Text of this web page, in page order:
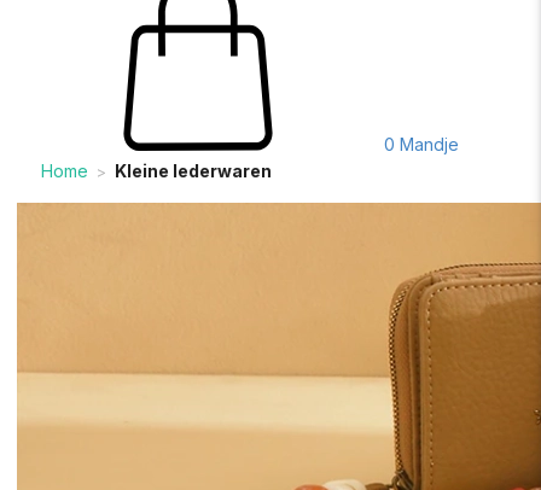
0 Mandje
Home > Kleine lederwaren